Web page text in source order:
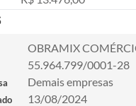
OBRAMIX
55.964.799/0001-28
Demais empresas
13/08/2024